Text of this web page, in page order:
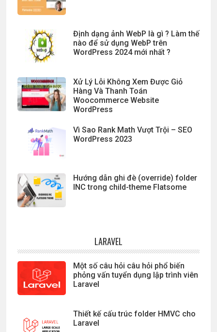
Định dạng ảnh WebP là gì ? Làm thế
nào để sử dụng WebP trên
WordPress 2024 mới nhất ?
Xử Lý Lỗi Không Xem Được Giỏ
Hàng Và Thanh Toán
Woocommerce Website
WordPress
Vì Sao Rank Math Vượt Trội – SEO
WordPress 2023
Hướng dẫn ghi đè (override) folder
INC trong child-theme Flatsome
LARAVEL
Một số câu hỏi câu hỏi phổ biến
phỏng vấn tuyển dụng lập trình viên
Laravel
Thiết kế cấu trúc folder HMVC cho
Laravel